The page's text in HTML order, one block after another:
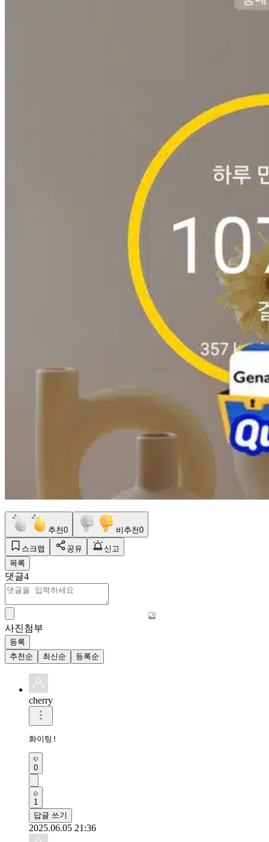
추천0 비추천0
스크랩 공유
신고
목록
댓글4
사진첨부
등록
추천순
최신순 등록순
cherry
화이팅!
0
1
답글 쓰기
2025.06.05 21:36